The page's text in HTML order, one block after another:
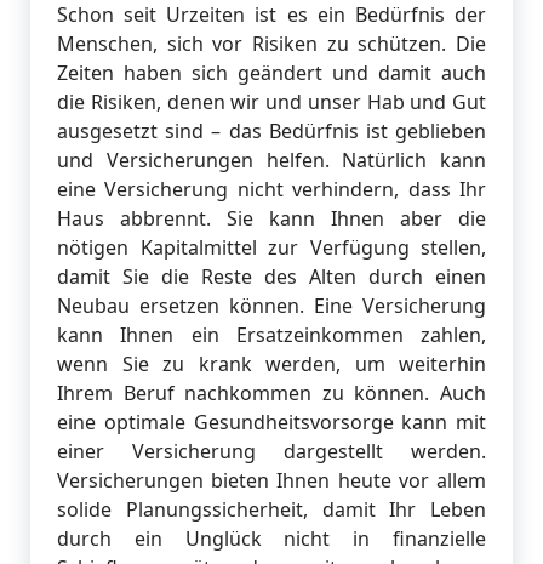
Schon seit Urzeiten ist es ein Bedürfnis der
Menschen, sich vor Risiken zu schützen. Die
Zeiten haben sich geändert und damit auch
die Risiken, denen wir und unser Hab und Gut
ausgesetzt sind – das Bedürfnis ist geblieben
und Versicherungen helfen. Natürlich kann
eine Versicherung nicht verhindern, dass Ihr
Haus abbrennt. Sie kann Ihnen aber die
nötigen Kapitalmittel zur Verfügung stellen,
damit Sie die Reste des Alten durch einen
Neubau ersetzen können. Eine Versicherung
kann Ihnen ein Ersatzeinkommen zahlen,
wenn Sie zu krank werden, um weiterhin
Ihrem Beruf nachkommen zu können. Auch
eine optimale Gesundheitsvorsorge kann mit
einer Versicherung dargestellt werden.
Versicherungen bieten Ihnen heute vor allem
solide Planungssicherheit, damit Ihr Leben
durch ein Unglück nicht in finanzielle